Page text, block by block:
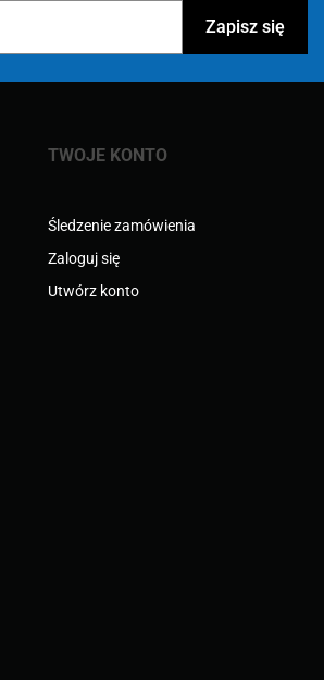
TWOJE KONTO
Śledzenie zamówienia
Zaloguj się
Utwórz konto